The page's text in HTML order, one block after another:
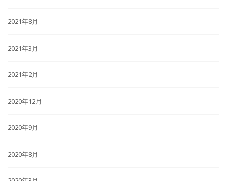
2021年8月
2021年3月
2021年2月
2020年12月
2020年9月
2020年8月